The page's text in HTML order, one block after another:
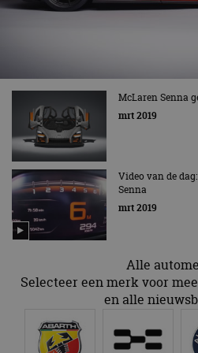
McLaren Senna
mrt 2019
Video van de
Senna
mrt 2019
Alle
Selecteer een merk voor
en alle
CookieScriptConsent